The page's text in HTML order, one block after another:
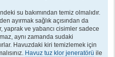
su bakımından temiz olmalıdır.
ayırmak sağlık açısından da
ve yabancı cisimler sadece
aynı zamanda sudaki
Havuzdaki kiri temizlemek için
Havuz tuz klor jeneratörü ile